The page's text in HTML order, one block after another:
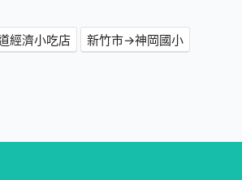
經濟小吃店
新竹市→神岡國小